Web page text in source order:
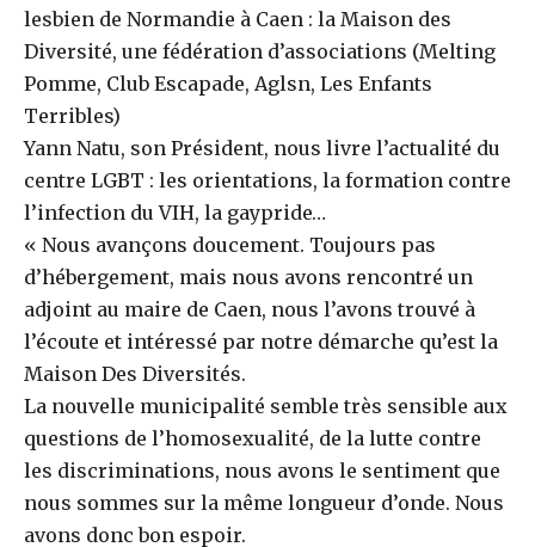
lesbien de Normandie à Caen : la Maison des
Diversité, une fédération d’associations (Melting
Pomme, Club Escapade, Aglsn, Les Enfants
Terribles)
Yann Natu, son Président, nous livre l’actualité du
centre LGBT : les orientations, la formation contre
l’infection du VIH, la gaypride…
« Nous avançons doucement. Toujours pas
d’hébergement, mais nous avons rencontré un
adjoint au maire de Caen, nous l’avons trouvé à
l’écoute et intéressé par notre démarche qu’est la
Maison Des Diversités.
La nouvelle municipalité semble très sensible aux
questions de l’homosexualité, de la lutte contre
les discriminations, nous avons le sentiment que
nous sommes sur la même longueur d’onde. Nous
avons donc bon espoir.